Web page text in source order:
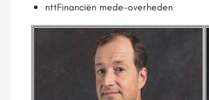
nttFinanciën mede-overheden